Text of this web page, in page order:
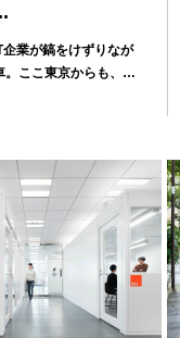
業が鎬をけずりなが
。ここ東京からも、自